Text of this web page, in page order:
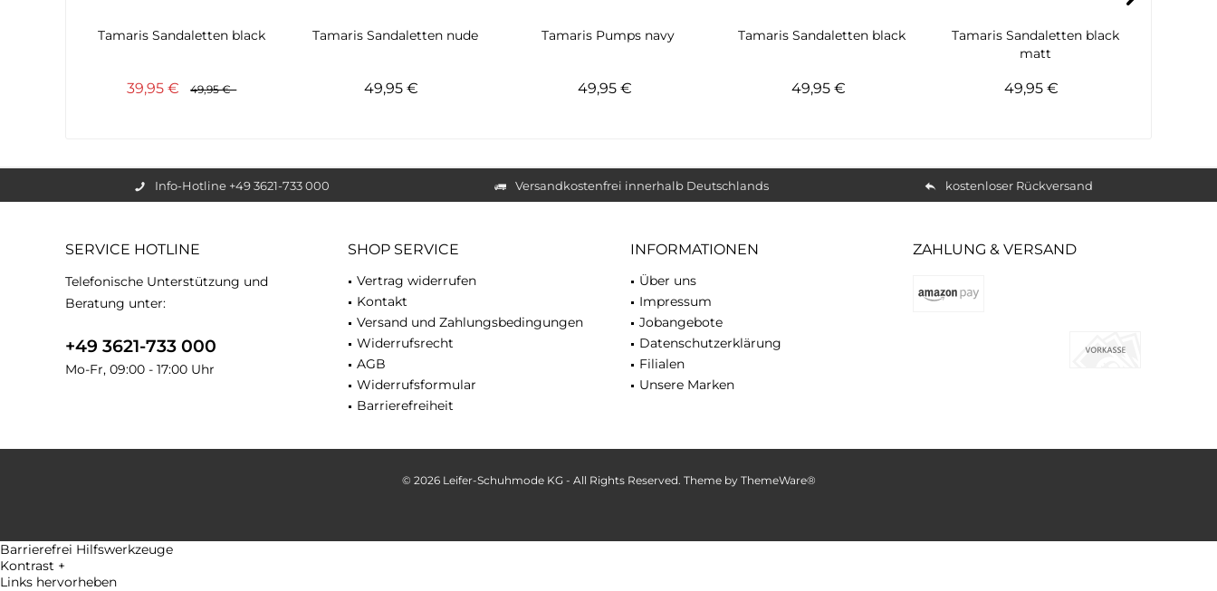
Tamaris Sandaletten black
39,95 € 49,95 €
Tamaris Sandaletten nude
49,95 €
Tamaris Pumps navy
49,95 €
Tamaris Sandaletten black
49,95 €
Tamaris Sandaletten black
matt
49,95 €
Info-Hotline +49 3621-733 000 Versandkostenfrei innerhalb Deutschlands kostenloser Rückversand
SERVICE HOTLINE
Telefonische Unterstützung und
Beratung unter:
+49 3621-733 000
Mo-Fr, 09:00 - 17:00 Uhr
SHOP SERVICE
Vertrag widerrufen
Kontakt
Versand und Zahlungsbedingungen
Widerrufsrecht
AGB
Widerrufsformular
Barrierefreiheit
INFORMATIONEN
Über uns
Impressum
Jobangebote
Datenschutzerklärung
Filialen
Unsere Marken
ZAHLUNG & VERSAND
© 2026 Leifer-Schuhmode KG - All Rights Reserved. Theme by ThemeWare®
Barrierefrei Hilfswerkzeuge
Kontrast +
Links hervorheben